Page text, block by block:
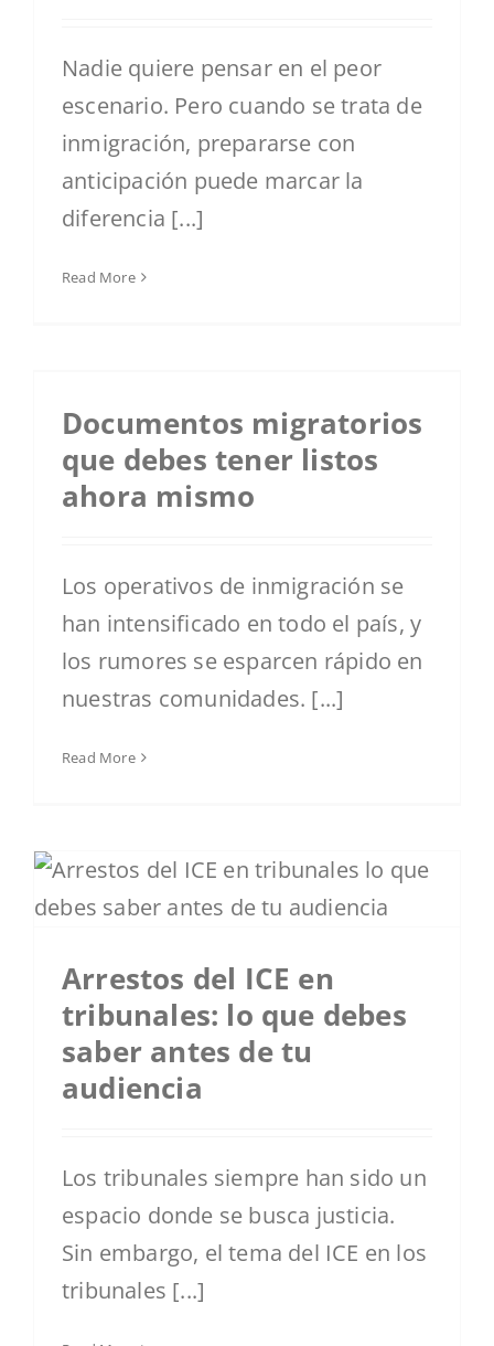
Nadie quiere pensar en el peor
escenario. Pero cuando se trata de
inmigración, prepararse con
anticipación puede marcar la
diferencia [...]
Read More
Documentos migratorios
que debes tener listos
ahora mismo
Los operativos de inmigración se
han intensificado en todo el país, y
los rumores se esparcen rápido en
nuestras comunidades. [...]
Read More
Arrestos del ICE en
tribunales: lo que debes
saber antes de tu
audiencia
Los tribunales siempre han sido un
espacio donde se busca justicia.
Sin embargo, el tema del ICE en los
tribunales [...]